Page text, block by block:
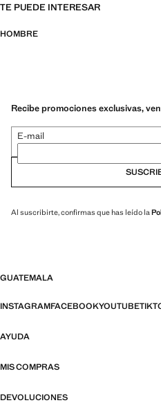
TE PUEDE INTERESAR
HOMBRE
Recibe promociones exclusivas,
E-mail
Al suscribirte, confirmas que has leído la
GUATEMALA
INSTAGRAMFACEBOOKYOUTUBE
AYUDA
MIS COMPRAS
DEVOLUCIONES